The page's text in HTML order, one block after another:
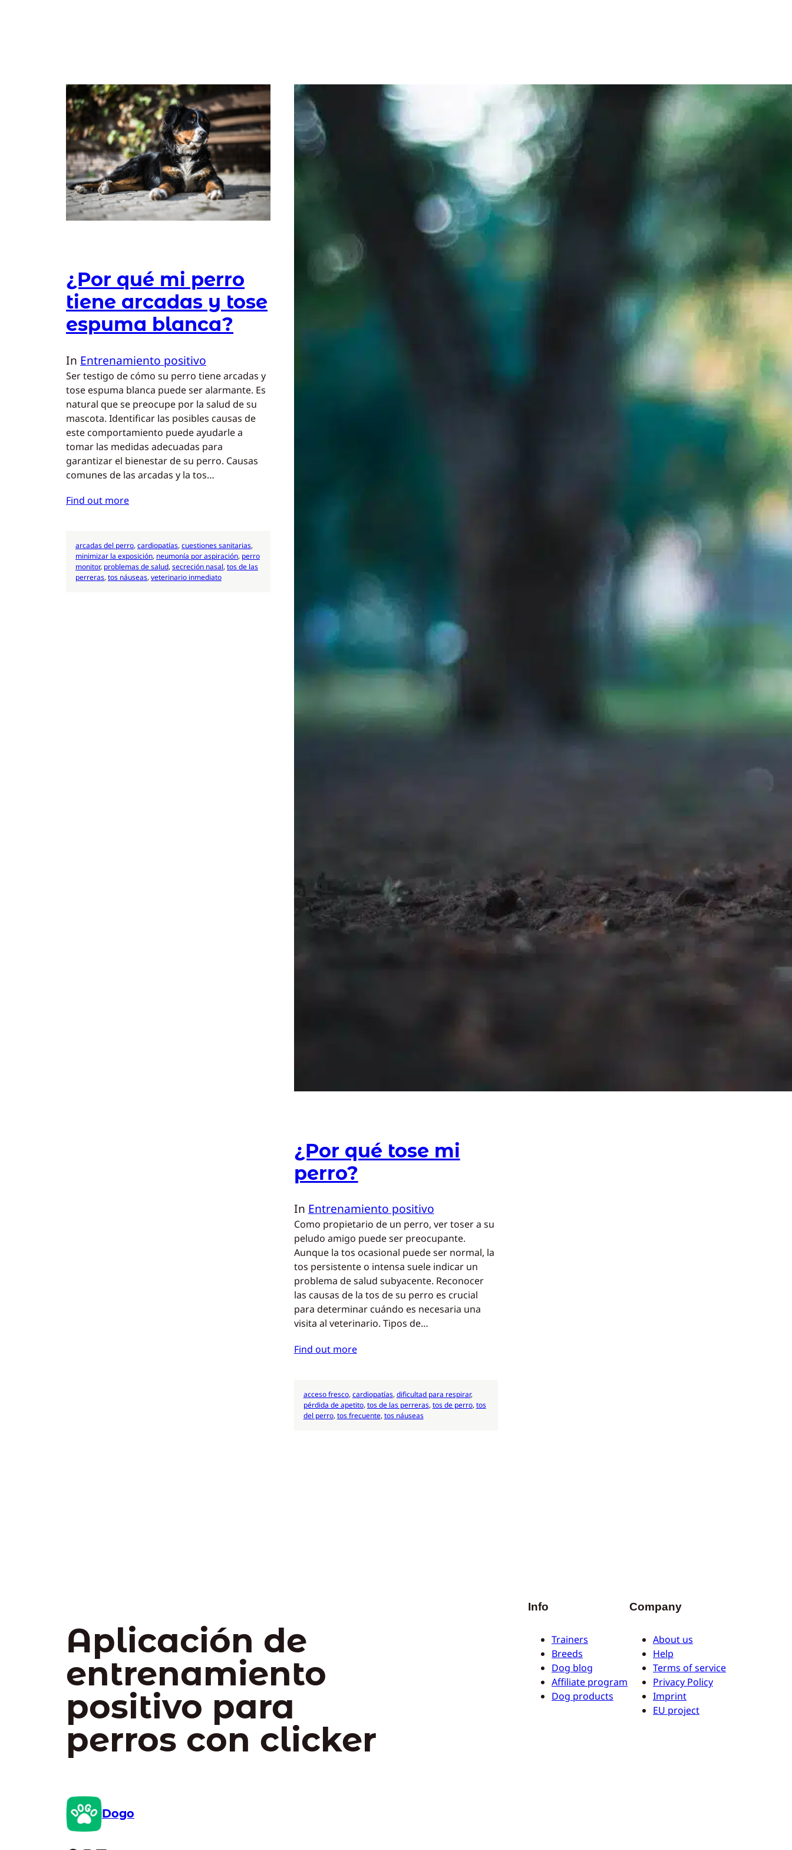
¿Por qué mi perro
tiene arcadas y tose
espuma blanca?
In Entrenamiento positivo
Ser testigo de cómo su perro tiene arcadas y
tose espuma blanca puede ser alarmante. Es
natural que se preocupe por la salud de su
mascota. Identificar las posibles causas de
este comportamiento puede ayudarle a
tomar las medidas adecuadas para
garantizar el bienestar de su perro. Causas
comunes de las arcadas y la tos…
Find out more
arcadas del perro, cardiopatías, cuestiones sanitarias
minimizar la exposición, neumonía por aspiración, perro
monitor, problemas de salud, secreción nasal, tos de las
perreras, tos náuseas, veterinario inmediato
¿Por qué tose mi
perro?
In Entrenamiento positivo
Como propietario de un perro, ver toser a su
peludo amigo puede ser preocupante.
Aunque la tos ocasional puede ser normal, la
tos persistente o intensa suele indicar un
problema de salud subyacente. Reconocer
las causas de la tos de su perro es crucial
para determinar cuándo es necesaria una
visita al veterinario. Tipos de…
Find out more
acceso fresco, cardiopatías, dificultad para respirar
pérdida de apetito, tos de las perreras, tos de perro, tos
del perro, tos frecuente, tos náuseas
Aplicación de
entrenamiento
positivo para
perros con clicker
Dogo
Info
Trainers
Breeds
Dog blog
Affiliate program
Dog products
Company
About us
Help
Terms of service
Privacy Policy
Imprint
EU project